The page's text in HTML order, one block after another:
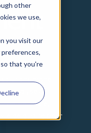
other
we use,
you visit our
that you're
contre le
drone.
analyse de
durable,
de qualité pour